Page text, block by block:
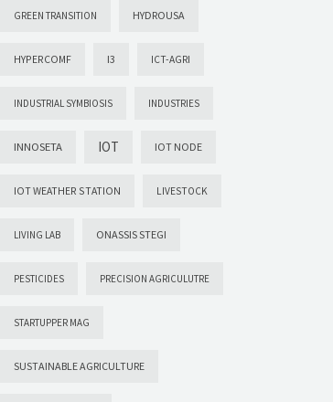
GREEN TRANSITION HYDROUSA
HYPERCOMF I3 ICT-AGRI
INDUSTRIAL SYMBIOSIS INDUSTRIES
INNOSETA IOT IOT NODE
IOT WEATHER STATION LIVESTOCK
LIVING LAB ONASSIS STEGI
PESTICIDES PRECISION AGRICULUTRE
STARTUPPER MAG
SUSTAINABLE AGRICULTURE